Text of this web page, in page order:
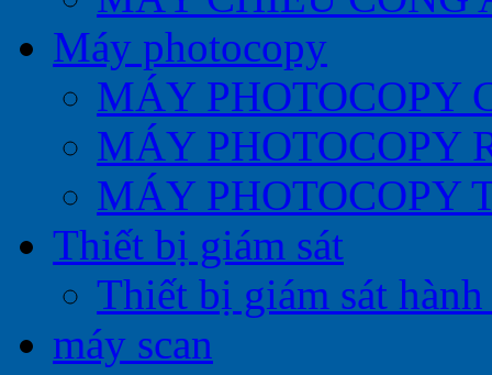
Máy photocopy
MÁY PHOTOCOPY
MÁY PHOTOCOPY
MÁY PHOTOCOPY
Thiết bị giám sát
Thiết bị giám sát
máy scan